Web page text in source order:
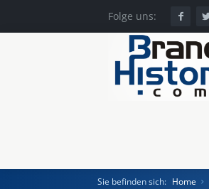
Folge uns:
Sie befinden sich: Home